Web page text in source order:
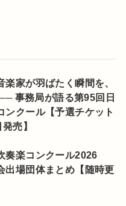
楽家が羽ばたく瞬間を、
事務局が語る第95回日
ンクール【予選チケット
売】
奏楽コンクール2026
出場団体まとめ【随時更